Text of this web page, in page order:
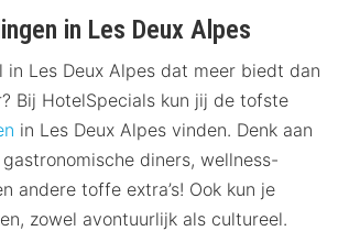
in Les Deux Alpes
in Les Deux Alpes dat meer biedt dan
Bij HotelSpecials kun jij de tofste
in Les Deux Alpes vinden. Denk aan
diners, wellness-
andere toffe extra’s! Ook kun je
zowel avontuurlijk als cultureel.